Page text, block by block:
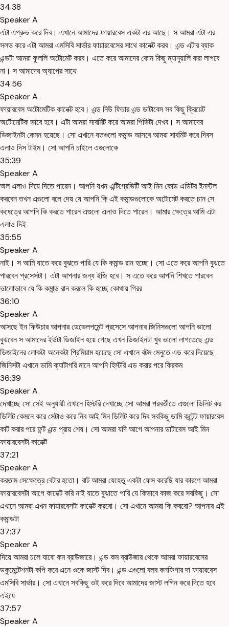
34:38
Speaker A
এটা এপ্রুভ করে দিব। এখানে আমাদের ফায়ারবেস একটা এর আছে। স আমরা এটা এর
সলভ করে এটা আমরা এমসিবি সার্ভার ফায়ারবেসের সাথে কানেক্ট করব। এন্ড এটার ব্যাক
এন্ডটা আমরা ফুললি অটোমেট করব। এতে করে আমাদের কোন কিছু ম্যানুয়ালি করা লাগবে
না। স আমাদের অ্যাপের সাথে
34:56
Speaker A
ফায়ারবেস অটোমেটিক কানেক্ট হবে। এন্ড নিউ ফিচার এন্ড ডাটাবেস সব কিছু ক্রিয়েট
অটোমেটিক ভাবে হবে। এটা আমরা সাবমিট করে আমরা পিভিটা দেখব। স আমাদের
ডিজাইনটা কেমন হয়েছে। সো এখানে যতগুলো কমান্ড আসবে আমরা সাবমিট করে দিবস
এলাও দিস টাইম। সো আপনি চাইলে এগুলোকে
35:39
Speaker A
অল এলাও দিয়ে দিতে পারেন। আপনি যখন এন্টিগ্রেভিটি আই মিন কোড এডিটর ইনস্টল
করবেন তখন এগুলো বলে দেয় যে আপনি কি এই কমান্ডগুলোকে অটোমেট করতে চান সে
কষেত্রে আপনি কি করতে পারেন এগুলো এলাও দিতে পারেন। আমার ক্ষেত্রে আমি এটা
এলাও দিই
35:55
Speaker A
নাই। স আমি যাতে করে বুঝতে পারি যে কি কমান্ড রান হচ্ছে। সো এতে করে আপনি বুঝতে
পারবেন প্রসেসটা। এটা আপনার জন্য ইজি হবে। স এতে করে আপনি শিখতে পারবেন
ভালোভাবে যে কি কমান্ড রান করলে কি হচ্ছে কোথায় গিরর
36:10
Speaker A
আসছে ইন ফিউচার আপনার ডেভেলপমেন্ট প্রসেসে আপনার জিনিসগুলো আপনি ভালো
বুঝবেন স আমাদের ইউটা ডিজাইন হয়ে গেছে এখন ডিজাইনটা খুব ভালো লাগতেছে এন্ড
ডিজাইনের লোকটা অনেকটা প্রিমিয়াম হয়েছে সো এখানে বটম মেনুতে এড করে দিয়েছে
জিনিসটা এখানে ডামি ক্যাটাগরি মানে আপনি হিস্টরি এড করার পরে কিরকম
36:39
Speaker A
দেখাচ্ছে সো সেই অনুযায়ী এখানে হিস্টরি দেখাচ্ছে সো আমরা পরবর্তীতে এগুলো ডিলিট কর
ডিলিট কেমনে করে সেটাও করে নিব আই মিন ডিলিট করে দিব সবকিছু ডামি কন্টেন্ট ফায়ারবেস
কাট করার পরে ফন্ট এন্ড প্রায় শেষ। সো আমরা যদি আগে আপনার ডাটাবেস আই মিন
ফায়ারবেসটা কানেক্ট
37:21
Speaker A
করতাম সেক্ষেত্রে বেটার হতো। বাট আমরা যেহেতু একটা ফেস করেছি যার কারণে আমরা
ফায়ারবেসটা আগে কানেক্ট করি নাই যাতে বুঝাতে পারি যে কিভাবে কাজ করে সবকিছু। সো
এখানে আমরা এখন ফায়ারবেসটা কানেক্ট করবো। সো এখানে আমরা কি করবো? আপনার এই
কমান্ডটা
37:37
Speaker A
দিয়ে আমরা চলে যাবো কম ব্রাউজারে। এন্ড কম ব্রাউজার থেকে আমরা ফায়ারবেসের
ডকুমেন্টেশনটা কপি করে এনে ওকে জাস্ট দিব। এন্ড এগুলো বলব কনফিগার দা ফায়ারবেস
এমসিবি সার্ভার। সো এখানে সবকিছু ওই করে দিবে আমাদের জাস্ট লগিন করে দিতে হবে
এইযে
37:57
Speaker A